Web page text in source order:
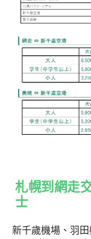
札幌到網走
士
新千歲機場、羽